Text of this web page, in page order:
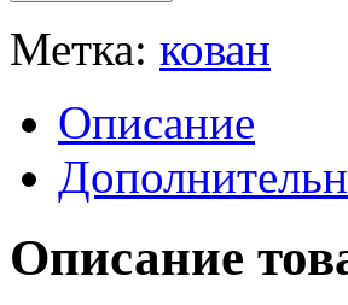
Метка: кован
Описание
Описание